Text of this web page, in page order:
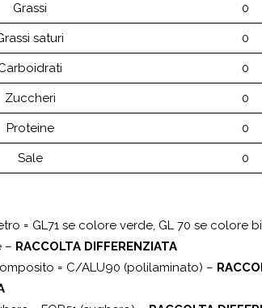
Grassi 0
saturi 0
0
Zuccheri 0
Proteine 0
Sale 0
= GL71 se colore verde, GL 70 se colore
– RACCOLTA DIFFERENZIATA
= C/ALU90 (polilaminato) –